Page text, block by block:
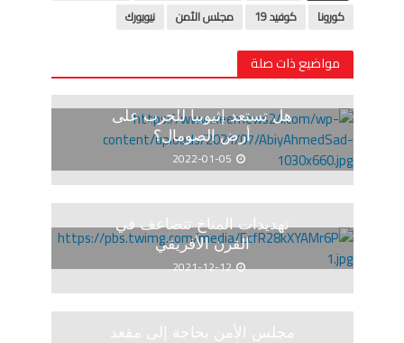
كورونا
كوفيد 19 مجلس الأمن نيويورك
مواضيع ذات صلة
هل تستعد إثيوبيا للحرب على
أرض الصومال؟
2022-01-05
تهديدات المناخ تتضاعف في
القرن الأفريقي
2021-12-12
مجلس الأمن بحاجة إلى مقعد